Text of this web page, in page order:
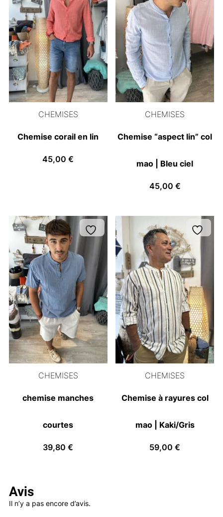
CHEMISES
Chemise corail en lin
45,00€
CHEMISES
Chemise “aspect lin” col
mao | Bleu ciel
45,00 €
CHEMISES
chemise manches
courtes
39,80€
CHEMISES
Chemise à rayures col
mao | Kaki/Gris
59,00€
Avis
Il n’y a pas encore d’avis.